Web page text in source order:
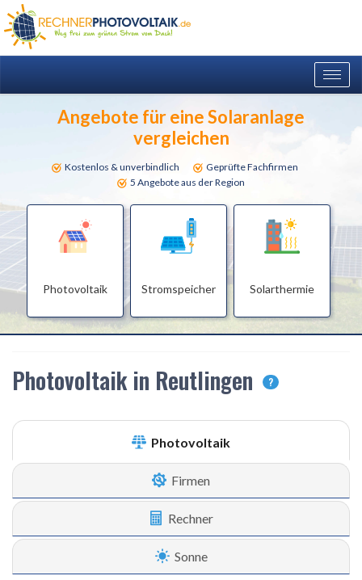
Angebote für eine Solaranlage
vergleichen
Kostenlos & unverbindlich
Geprüfte Fachfirmen
5 Angebote aus der Region
Photovoltaik Stromspeicher Solarthermie
Photovoltaik in Reutlingen ?
Photovoltaik
Firmen
Rechner
Sonne